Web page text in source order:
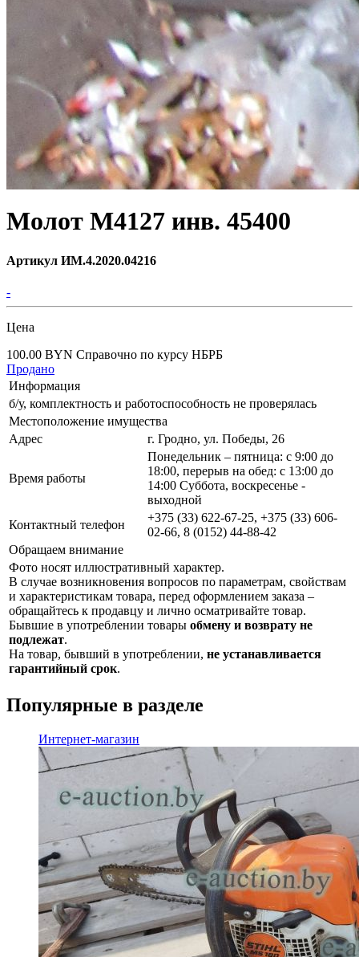
Молот М4127 инв. 45400
Артикул ИМ.4.2020.04216
-
Цена
100.00 BYN Справочно по курсу НБРБ
Продано
Информация
б/у, комплектность и работоспособность не проверялась
Местоположение имущества
Адрес
г. Гродно, ул. Победы, 26
Время работы
Понедельник – пятница: с 9:00 до
18:00, перерыв на обед: с 13:00 до
14:00 Суббота, воскресенье -
выходной
Контактный телефон
+375 (33) 622-67-25, +375 (33) 606-
02-66, 8 (0152) 44-88-42
Обращаем внимание
Фото носят иллюстративный характер.
В случае возникновения вопросов по параметрам, свойствам
и характеристикам товара, перед оформлением заказа –
обращайтесь к продавцу и лично осматривайте товар.
Бывшие в употреблении товары обмену и возврату не
подлежат.
На товар, бывший в употреблении, не устанавливается
гарантийный срок.
Популярные в разделе
Интернет-магазин